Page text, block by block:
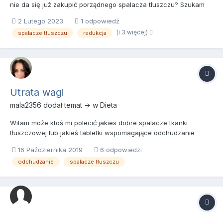
nie da się już zakupić porządnego spalacza tłuszczu? Szukam
Macie takie wrażenie, że dobre spalacze już są nieaktywne, a
wszystkie inne oferowane w sieci to zwykły badziew?
2 Lutego 2023 1 odpowiedź
spalacze tłuszczu redukcja (i 3 więcej)
Utrata wagi
mala2356 dodał temat → w Dieta
Witam może ktoś mi polecić jakies dobre spalacze tkanki
tłuszczowej lub jakieś tabletki wspomagające odchudzanie
bym zrzucić trochę wagi ale nie wiem co mam wybrać
wprowadziłam dietę i biegam co dzień wieczorem zależy mi
16 Października 2019 6 odpowiedzi
odchudzanie spalacze tłuszczu